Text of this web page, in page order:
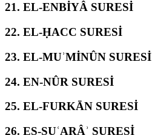
21. EL-ENBİYÂ SURESİ
22. EL-ḤACC SURESİ
23. EL-MUʾMİNÛN SURESİ
24. EN-NÛR SURESİ
25. EL-FURKĀN SURESİ
26. EŞ-ŞUʿARÂʾ SURESİ